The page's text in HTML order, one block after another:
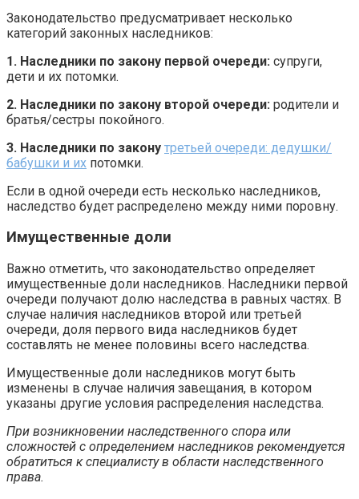
Законодательство предусматривает несколько
категорий законных наследников:
1. Наследники по закону первой очереди: супруги,
дети и их потомки.
2. Наследники по закону второй очереди: родители и
братья/сестры покойного.
3. Наследники по закону третьей очереди: дедушки/
бабушки и их потомки.
Если в одной очереди есть несколько наследников,
наследство будет распределено между ними поровну.
Имущественные доли
Важно отметить, что законодательство определяет
имущественные доли наследников. Наследники первой
очереди получают долю наследства в равных частях. В
случае наличия наследников второй или третьей
очереди, доля первого вида наследников будет
составлять не менее половины всего наследства.
Имущественные доли наследников могут быть
изменены в случае наличия завещания, в котором
указаны другие условия распределения наследства.
При возникновении наследственного спора или
сложностей с определением наследников рекомендуется
обратиться к специалисту в области наследственного
права.